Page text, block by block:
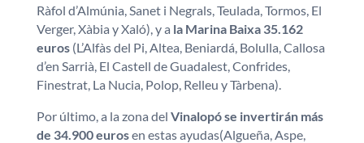
Ràfol d’Almúnia, Sanet i Negrals, Teulada, Tormos, El
Verger, Xàbia y Xaló), y a la Marina Baixa 35.162
euros(L’Alfàs del Pi, Altea, Beniardá, Bolulla, Callosa
d’en Sarrià, El Castell de Guadalest, Confrides,
Finestrat, La Nucia, Polop, Relleu y Tàrbena).
Por último, a la zona del Vinalopó se invertirán más
de 34.900 eurosen estas ayudas(Algueña, Aspe,